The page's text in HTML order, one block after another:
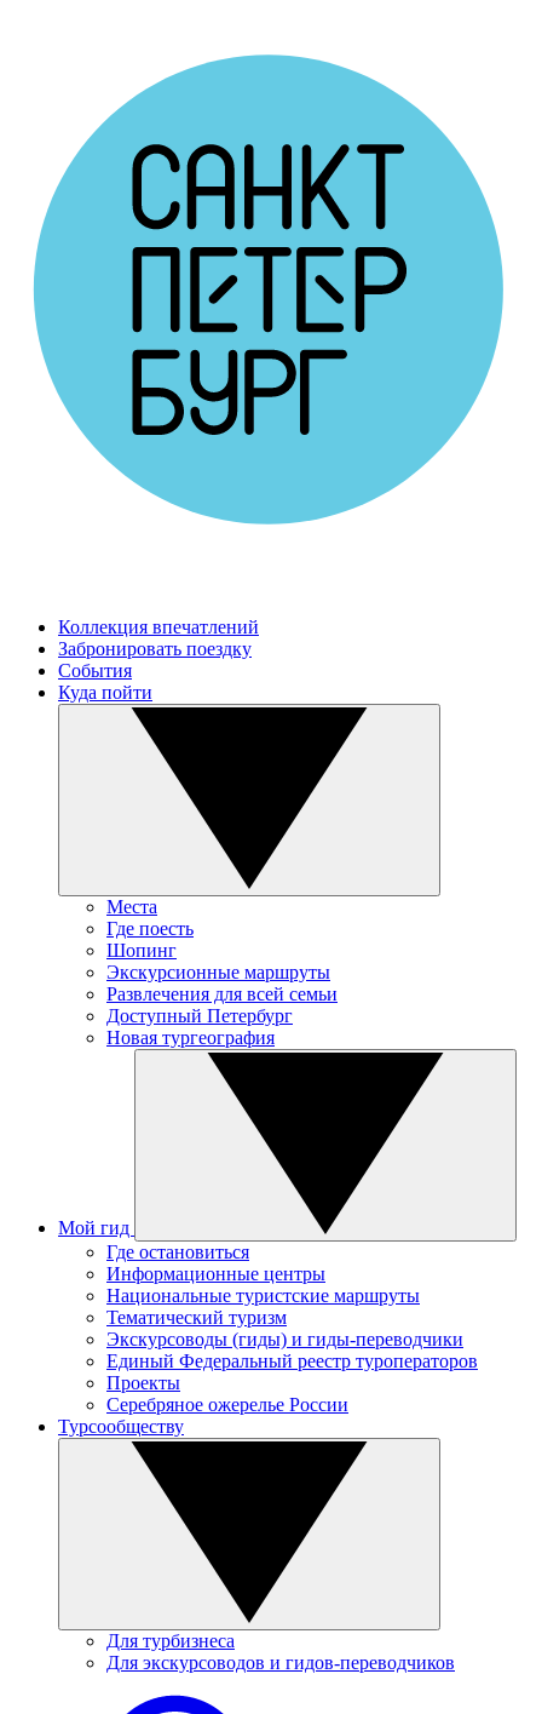
Коллекция впечатлений
Забронировать поездку
События
Куда пойти
Места
Где поесть
Шопинг
Экскурсионные маршруты
Развлечения для всей семьи
Доступный Петербург
Новая тургеография
Мой гид
Где остановиться
Информационные центры
Национальные туристские маршруты
Тематический туризм
Экскурсоводы (гиды) и гиды-переводчики
Единый Федеральный реестр туроператоров
Проекты
Серебряное ожерелье России
Турсообществу
Для турбизнеса
Для экскурсоводов и гидов-переводчиков